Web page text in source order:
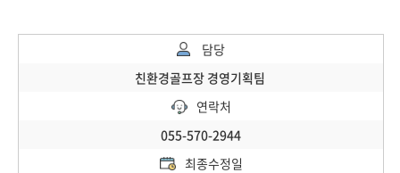
담당
친환경골프장 경영기획팀
연락처
055-570-2944
최종수정일